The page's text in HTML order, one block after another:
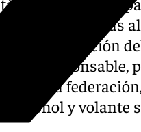
de bebidas
una organización
responsable,
según la
alcohol y